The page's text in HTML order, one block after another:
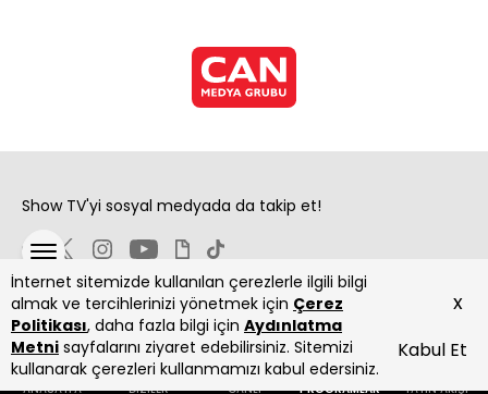
ANASAYFA DİZİLER CANLI PROGRAMLAR YAYIN AKIŞI
İnternet sitemizde kullanılan çerezlerle ilgili bilgi
almak ve tercihlerinizi yönetmek için Çerez
Politikası, daha fazla bilgi için Aydınlatma
Metni sayfalarını ziyaret edebilirsiniz. Sitemizi
kullanarak çerezleri kullanmamızı kabul edersiniz.
Kabul Et
x
Show TV'yi sosyal medyada da takip et!
Copyright 2026 Show Televizyon Yayıncılık A.Ş.